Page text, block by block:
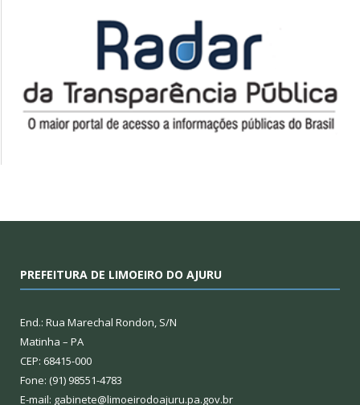
PREFEITURA DE LIMOEIRO DO AJURU
End.: Rua Marechal Rondon, S/N
Matinha – PA
CEP: 68415-000
Fone: (91) 98551-4783
E-mail: gabinete@limoeirodoajuru.pa.gov.br